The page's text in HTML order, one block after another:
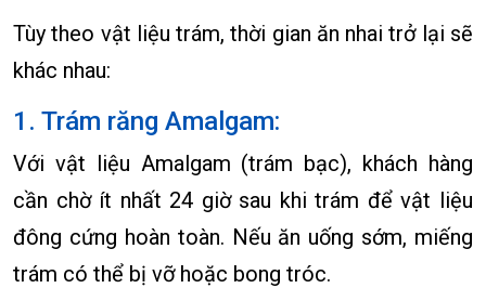
Tùy theo vật liệu trám, thời gian ăn nhai trở lại sẽ
khác nhau:
1. Trám răng Amalgam:
Với vật liệu Amalgam (trám bạc), khách hàng
cần chờ ít nhất 24 giờ sau khi trám để vật liệu
đông cứng hoàn toàn. Nếu ăn uống sớm, miếng
trám có thể bị vỡ hoặc bong tróc.